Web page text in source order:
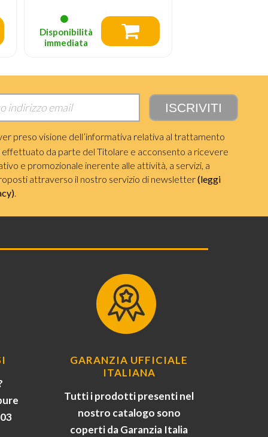
Disponibilità
immediata
preso visione dell’informativa relativa al trattamento
effettuato da parte del Titolare e acconsento a ricevere
e promozionale inerente alle attività, a servizi, a
attraverso il nostro servizio di newsletter(leggi
.
GARANZIA UFFICIALE
ITALIANA
Tutti i prodotti presenti nel
nostro catalogo sono
coperti da Garanzia Italia